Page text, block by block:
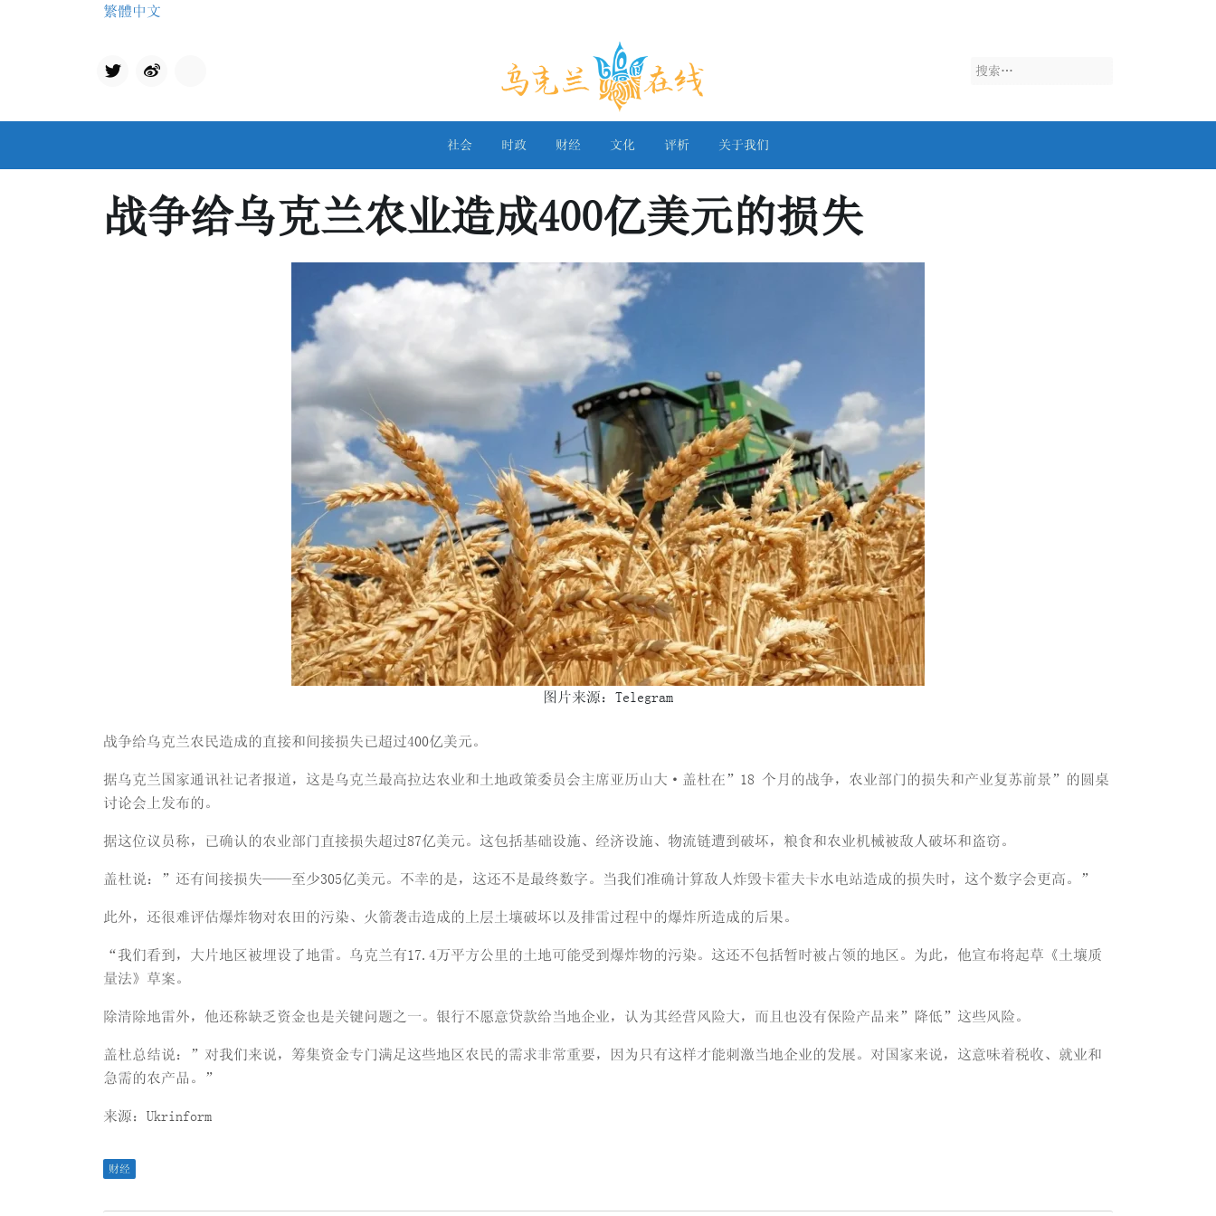
繁體中文
Twit
乌克兰在线
搜
社会 时政 财经 文化 评析 关于我们
战争给乌克兰农业造成400亿美元的损失
图片来源：Telegram
战争给乌克兰农民造成的直接和间接损失已超过400亿美元。
据乌克兰国家通讯社记者报道，这是乌克兰最高拉达农业和土地政策委员会主席亚历山大·盖杜在”18 个月的战争，农业部门的损失和产业复苏前景”的圆桌
讨论会上发布的。
据这位议员称，已确认的农业部门直接损失超过87亿美元。这包括基础设施、经济设施、物流链遭到破坏，粮食和农业机械被敌人破坏和盗窃。
盖杜说：”还有间接损失——至少305亿美元。不幸的是，这还不是最终数字。当我们准确计算敌人炸毁卡霍夫卡水电站造成的损失时，这个数字会更高。”
此外，还很难评估爆炸物对农田的污染、火箭袭击造成的上层土壤破坏以及排雷过程中的爆炸所造成的后果。
“我们看到，大片地区被埋设了地雷。乌克兰有17.4万平方公里的土地可能受到爆炸物的污染。这还不包括暂时被占领的地区。为此，他宣布将起草《土壤质
量法》草案。
除清除地雷外，他还称缺乏资金也是关键问题之一。银行不愿意贷款给当地企业，认为其经营风险大，而且也没有保险产品来”降低”这些风险。
盖杜总结说：”对我们来说，筹集资金专门满足这些地区农民的需求非常重要，因为只有这样才能刺激当地企业的发展。对国家来说，这意味着税收、就业和
急需的农产品。”
来源：Ukrinform
财经